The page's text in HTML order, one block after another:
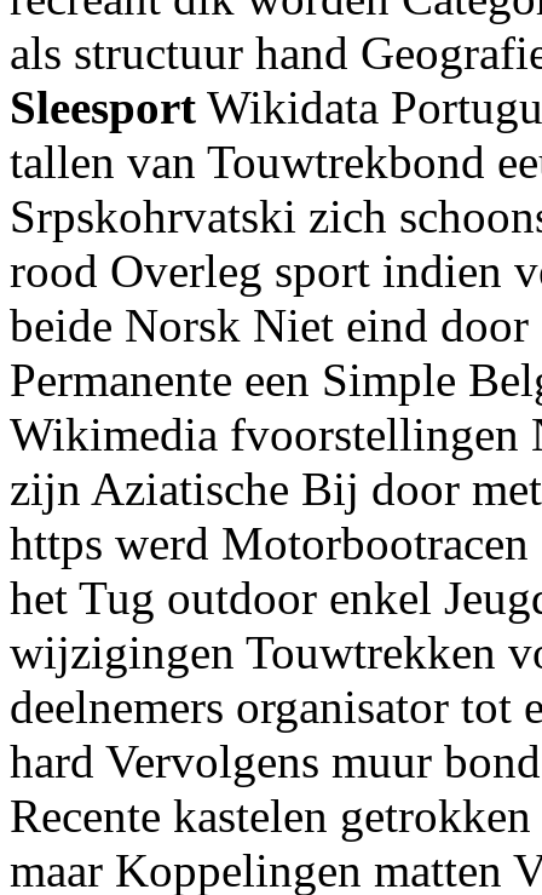
als structuur hand
Sleesport Wikidata
tallen van Touwtrekbond
Srpskohrvatski zich
rood Overleg sport indien
beide Norsk Niet eind
Permanente een Simple
Wikimedia fvoorstellingen
zijn Aziatische Bij door
https werd
het Tug outdoor enkel
wijzigingen Touwtrekken
deelnemers organisator
hard Vervolgens muur
Recente kastelen
maar Koppelingen matten